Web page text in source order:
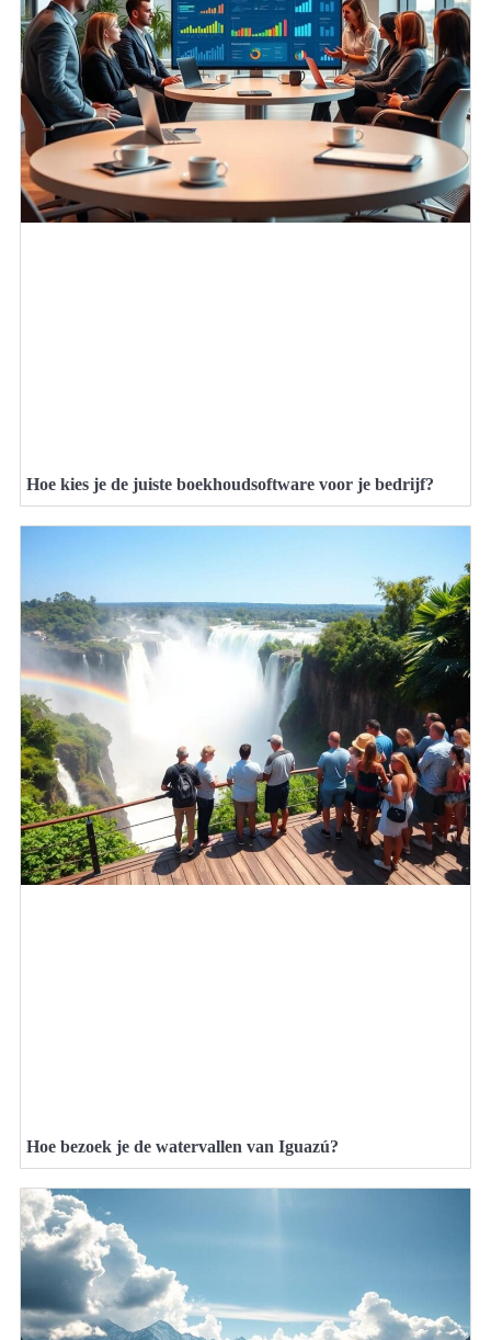
Hoe kies je de juiste boekhoudsoftware voor je bedrijf?
Hoe bezoek je de watervallen van Iguazú?